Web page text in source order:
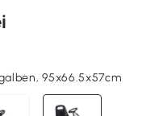
95x66.5x57cm